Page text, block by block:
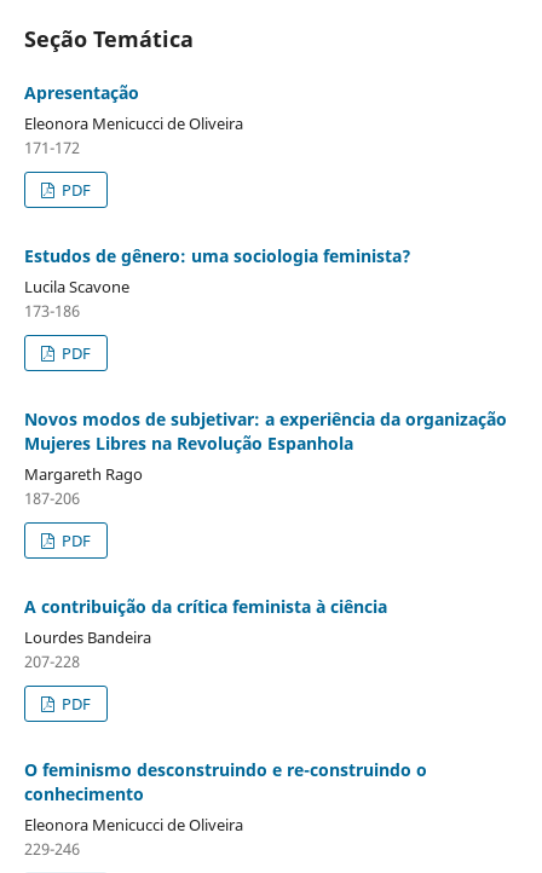
Seção Temática
Apresentação
Eleonora Menicucci de Oliveira
171-172
PDF
Estudos de gênero: uma sociologia feminista?
Lucila Scavone
173-186
PDF
Novos modos de subjetivar: a experiência da organização
Mujeres Libres na Revolução Espanhola
Margareth Rago
187-206
PDF
A contribuição da crítica feminista à ciência
Lourdes Bandeira
207-228
PDF
O feminismo desconstruindo e re-construindo o
conhecimento
Eleonora Menicucci de Oliveira
229-246